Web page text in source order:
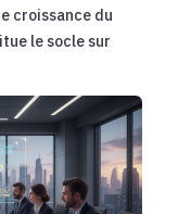
croissance du
le socle sur